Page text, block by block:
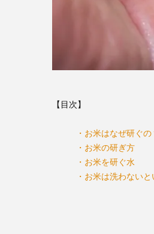
【目次】
・お米はなぜ研ぐの
・お米の研ぎ方
・お米を研ぐ水
・お米は洗わないと